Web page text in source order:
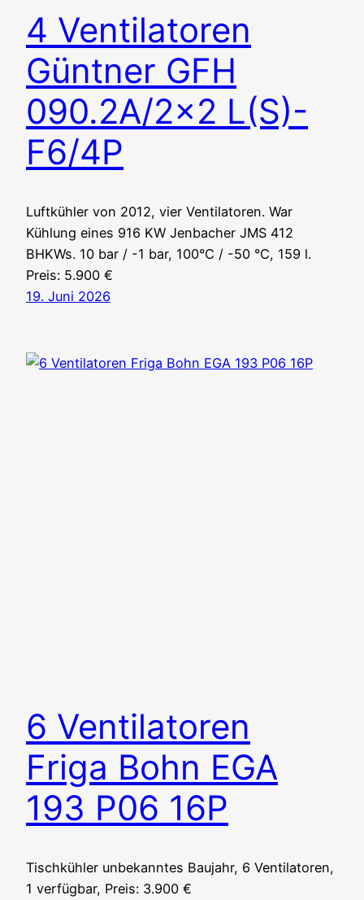
4 Ventilatoren
Güntner GFH
090.2A/2×2 L(S)-
F6/4P
Luftkühler von 2012, vier Ventilatoren. War
Kühlung eines 916 KW Jenbacher JMS 412
BHKWs. 10 bar / -1 bar, 100°C / -50 °C, 159 l.
Preis: 5.900 €
19. Juni 2026
6 Ventilatoren
Friga Bohn EGA
193 P06 16P
Tischkühler unbekanntes Baujahr, 6 Ventilatoren,
1 verfügbar, Preis: 3.900 €